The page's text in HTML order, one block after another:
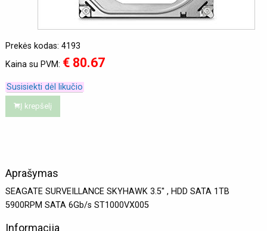
Prekės kodas: 4193
Kaina su PVM: € 80.67
Susisiekti dėl likučio
Į krepšelį
Aprašymas
SEAGATE SURVEILLANCE SKYHAWK 3.5'' , HDD SATA 1TB
5900RPM SATA 6Gb/s ST1000VX005
Informacija